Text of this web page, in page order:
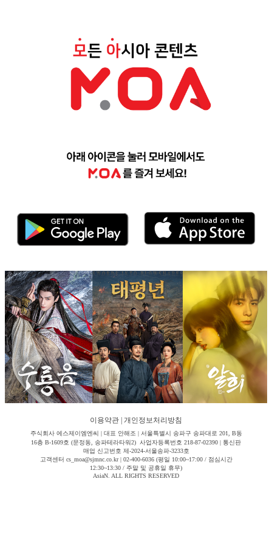
이용약관 개인정보처리방침
주식회사 에스제이엠엔씨 | 대표 안해조 | 서울특별시 송파구 송파대로 201, B동
16층 B-1609호 (문정동, 송파테라타워2) 사업자등록번호 218-87-02390 | 통신판
매업 신고번호 제-2024-서울송파-3233호
고객센터 cs_moa@sjmnc.co.kr | 02-400-6036 (평일 10:00~17:00 / 점심시간
12:30~13:30 / 주말 및 공휴일 휴무)
AsiaN. ALL RIGHTS RESERVED